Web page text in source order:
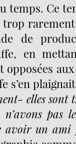
temps. Ce
trop
de
en
aux
s’en
elles sont
pas
avoir un ami